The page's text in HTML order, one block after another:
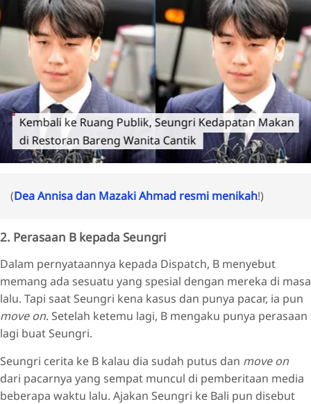
Kembali ke Ruang Publik, Seungri Kedapatan Makan
di Restoran Bareng Wanita Cantik
(Dea Annisa dan Mazaki Ahmad resmi menikah!)
2. Perasaan B kepada Seungri
Dalam pernyataannya kepada Dispatch, B menyebut
memang ada sesuatu yang spesial dengan mereka di masa
lalu. Tapi saat Seungri kena kasus dan punya pacar, ia pun
move on. Setelah ketemu lagi, B mengaku punya perasaan
lagi buat Seungri.
Seungri cerita ke B kalau dia sudah putus dan move on
dari pacarnya yang sempat muncul di pemberitaan media
beberapa waktu lalu. Ajakan Seungri ke Bali pun disebut